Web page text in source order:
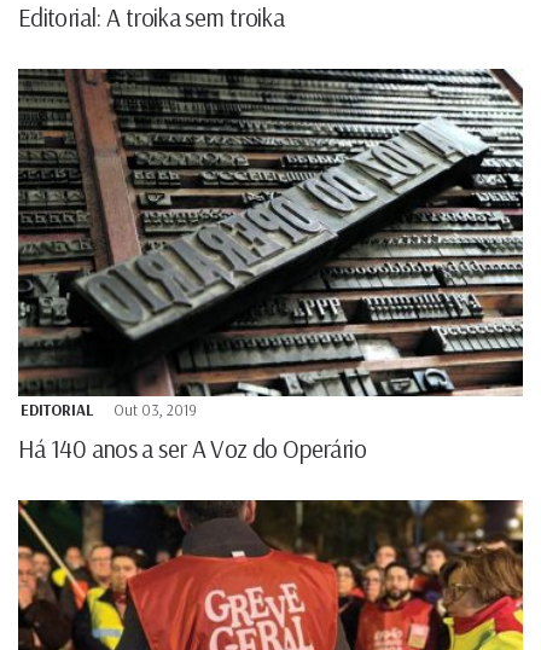
Editorial: A troika sem troika
EDITORIAL Out 03, 2019
Há 140 anos a ser A Voz do Operário